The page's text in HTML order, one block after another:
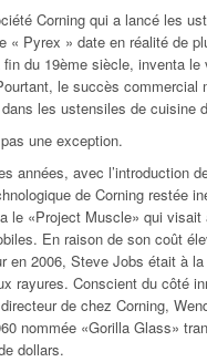
Corning qui a lancé les
« Pyrex » date en réalité de
du 19ème siècle, inventa
le succès
les ustensiles de cuisine
une exception.
années, avec l’introduction
de Corning restée
le «Project Muscle» qui
En raison de son coût
en 2006, Steve Jobs était à la
rayures. Conscient du côté
de chez Corning,
nommée «Gorilla Glass»
dollars.